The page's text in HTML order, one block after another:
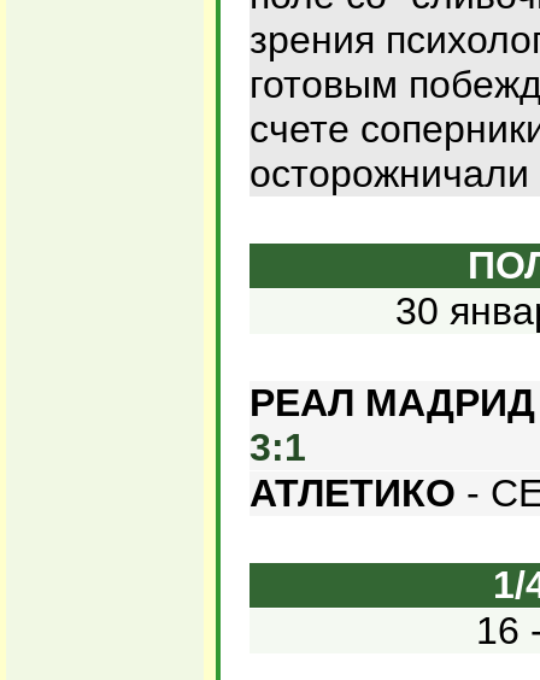
зрения
готовым
счете
30
РЕАЛ МАДРИД
3:1
АТЛЕТИКО -
16